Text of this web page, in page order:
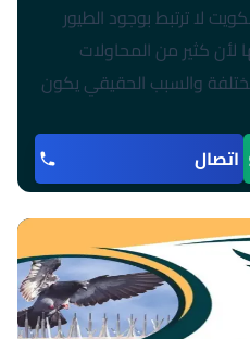
لا ترتبط بوجود الطيور
كثير من المحاولات
والسبب الحقيقي يكون
اتصال